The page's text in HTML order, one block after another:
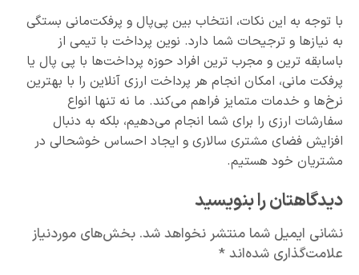
با توجه به این نکات، انتخاب بین پی‌پال و پرفکت‌مانی بستگی
به نیازها و ترجیحات شما دارد. نوین پرداخت با تیمی از
باسابقه ترین و مجرب ترین افراد حوزه پرداخت‌ها با پی پال یا
پرفکت مانی، امکان انجام هر پرداخت ارزی آنلاین را با بهترین
نرخ‌ها و خدمات متمایز فراهم می‌کند. ما نه تنها انواع
سفارشات ارزی را برای شما انجام می‌دهیم، بلکه به دنبال
افزایش فضای مشتری سالاری و ایجاد احساس خوشحالی در
مشتریان خود هستیم.
دیدگاهتان را بنویسید
نشانی ایمیل شما منتشر نخواهد شد. بخش‌های موردنیاز
علامت‌گذاری شده‌اند*